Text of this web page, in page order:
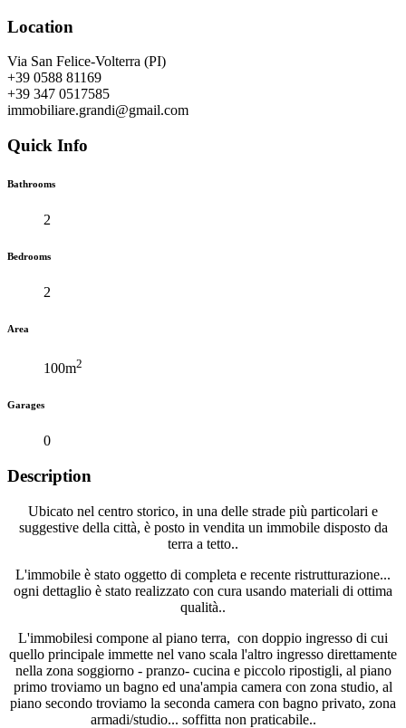
Location
Via San Felice-Volterra (PI)
+39 0588 81169
+39 347 0517585
immobiliare.grandi@gmail.com
Quick Info
Bathrooms
2
Bedrooms
2
Area
100m2
Garages
0
Description
Ubicato nel centro storico, in una delle strade più particolari e
suggestive della città, è posto in vendita un immobile disposto da
terra a tetto..
L'immobile è stato oggetto di completa e recente ristrutturazione...
ogni dettaglio è stato realizzato con cura usando materiali di ottima
qualità..
L'immobilesi compone al piano terra, con doppio ingresso di cui
quello principale immette nel vano scala l'altro ingresso direttamente
nella zona soggiorno - pranzo- cucina e piccolo ripostigli, al piano
primo troviamo un bagno ed una'ampia camera con zona studio, al
piano secondo troviamo la seconda camera con bagno privato, zona
armadi/studio... soffitta non praticabile..